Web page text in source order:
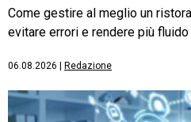
Come gestire al meglio un
evitare errori e rendere più
06.08.2026 Redazione